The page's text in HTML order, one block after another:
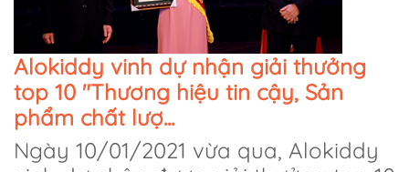
Alokiddy vinh dự nhận giải thưởng
top 10 "Thương hiệu tin cậy, Sản
phẩm chất lượ...
Ngày 10/01/2021 vừa qua, Alokiddy